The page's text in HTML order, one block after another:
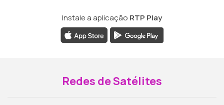
Instale a aplicação RTP Play
Redes de Satélites